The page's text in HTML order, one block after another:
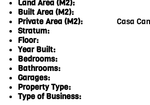
Land Area (M2):
Built Area (M2):
Private Area (M2):
Stratum:
Floor:
Year Built:
Bedrooms:
Bathrooms:
Garages:
Property Type:
Type of Business:
Casa